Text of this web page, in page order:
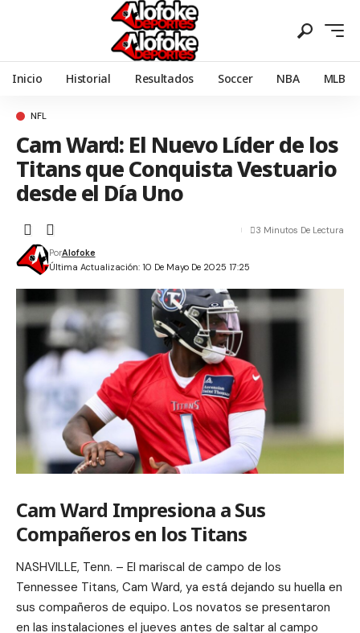
Inicio Historial Resultados Soccer NBA MLB
NFL
Cam Ward: El Nuevo Líder de los
Titans que Conquista Vestuario
desde el Día Uno
Última Actualización: 10 De Mayo De 2025 17:25
PorAlofoke
3 Minutos De Lectura
Cam Ward Impresiona a Sus
Compañeros en los Titans
NASHVILLE, Tenn. – El mariscal de campo de los
Tennessee Titans, Cam Ward, ya está dejando su huella en
sus compañeros de equipo. Los novatos se presentaron
en las instalaciones el jueves antes de saltar al campo